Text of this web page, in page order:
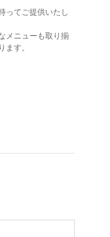
ってご提供いたし
メニューも取り揃
す。